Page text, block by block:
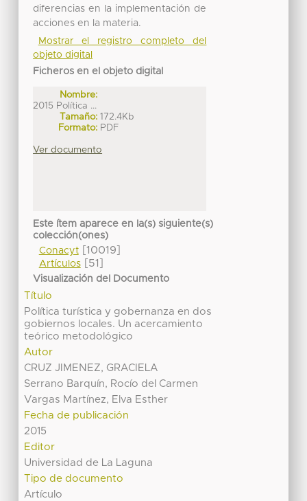
diferencias en la implementación de
acciones en la materia.
Mostrar el registro completo del
objeto digital
Ficheros en el objeto digital
Nombre:
2015 Política ...
Tamaño: 172.4Kb
Formato: PDF
Ver documento
Este ítem aparece en la(s) siguiente(s)
colección(ones)
Conacyt[10019]
Artículos[51]
Visualización del Documento
Título
Política turística y gobernanza en dos
gobiernos locales. Un acercamiento
teórico metodológico
Autor
CRUZ JIMENEZ, GRACIELA
Serrano Barquín, Rocío del Carmen
Vargas Martínez, Elva Esther
Fecha de publicación
2015
Editor
Universidad de La Laguna
Tipo de documento
Artículo